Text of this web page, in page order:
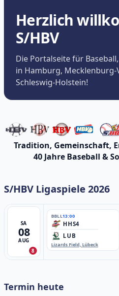
Herzlich
S/HBV
Die Portalseite für
in Hamburg,
Schleswig-Holstein!
Tradition, Gemeinschaft,
40 Jahre Baseball &
S/HBV Ligaspiele 2026
SA
08
AUG
8
BBLL13:00
HHS4
LUB
Lizards Field, Lübeck
Termin heute